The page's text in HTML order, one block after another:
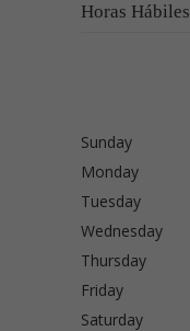
Horas Hábiles
Sunday
Monday
Tuesday
Wednesday
Thursday
Friday
Saturday